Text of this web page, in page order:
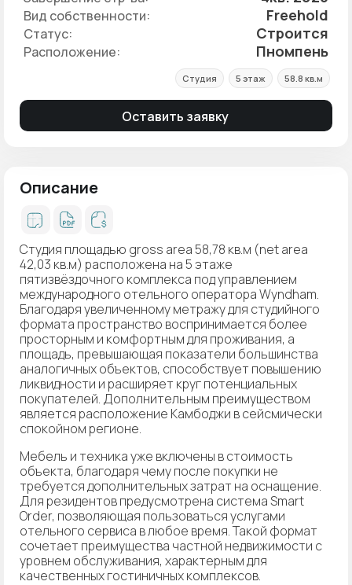
Вид собственности: Freehold
Статус: Строится
Расположение: Пномпень
Студия 5 этаж 58.8 кв.м
Оставить заявку
Описание
Студия площадью gross area 58,78 кв.м (net area
42,03 кв.м) расположена на 5 этаже
пятизвёздочного комплекса под управлением
международного отельного оператора Wyndham.
Благодаря увеличенному метражу для студийного
формата пространство воспринимается более
просторным и комфортным для проживания, а
площадь, превышающая показатели большинства
аналогичных объектов, способствует повышению
ликвидности и расширяет круг потенциальных
покупателей. Дополнительным преимуществом
является расположение Камбоджи в сейсмически
спокойном регионе.
Мебель и техника уже включены в стоимость
объекта, благодаря чему после покупки не
требуется дополнительных затрат на оснащение.
Для резидентов предусмотрена система Smart
Order, позволяющая пользоваться услугами
отельного сервиса в любое время. Такой формат
сочетает преимущества частной недвижимости с
уровнем обслуживания, характерным для
качественных гостиничных комплексов.